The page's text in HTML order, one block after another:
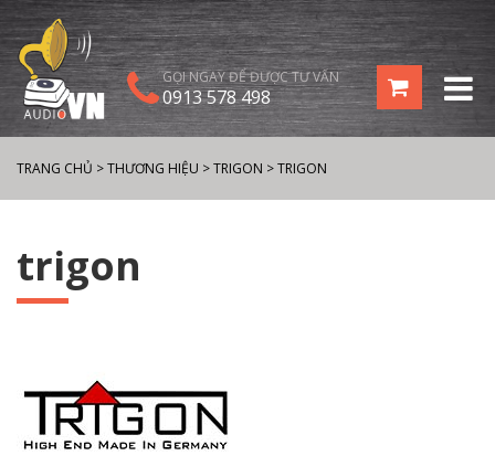
GỌI NGAY ĐỂ ĐƯỢC TƯ VẤN
0913 578 498
TRANG CHỦ >THƯƠNG HIỆU >TRIGON >TRIGON
trigon